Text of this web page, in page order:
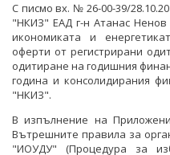
С писмо вх. № 26-00-39/
"НКИЗ" ЕАД г-н Атанас
икономиката и
оферти от регистрирани
одитиране на годишния
година и консолидирания
"НКИЗ".
В изпълнение на
Вътрешните правила за
"ИОУДУ" (Процедура за